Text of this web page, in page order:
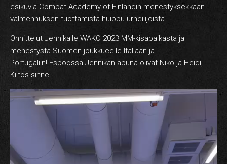
esikuvia Combat Academy of Finlandin menestyksekkään
valmennuksen tuottamista huippu-urheilijoista.
Onnittelut Jennikalle WAKO 2023 MM-kisapaikasta ja
menestystä Suomen joukkueelle Italiaan ja
Portugaliin! Espoossa Jennikan apuna olivat Niko ja Heidi,
Kiitos sinne!
Videotoistin